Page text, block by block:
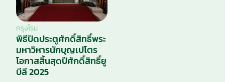
กรุงโรม
พิธีปิดประตูศักดิ์สิทธิ์พระ
มหาวิหารนักบุญเปโตร
โอกาสสิ้นสุดปีศักดิ์สิทธิ์ยู
บีลี 2025